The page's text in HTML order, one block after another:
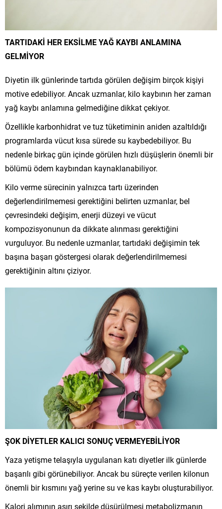
TARTIDAKİ HER EKSİLME YAĞ KAYBI ANLAMINA
GELMİYOR
Diyetin ilk günlerinde tartıda görülen değişim birçok kişiyi
motive edebiliyor. Ancak uzmanlar, kilo kaybının her zaman
yağ kaybı anlamına gelmediğine dikkat çekiyor.
Özellikle karbonhidrat ve tuz tüketiminin aniden azaltıldığı
programlarda vücut kısa sürede su kaybedebiliyor. Bu
nedenle birkaç gün içinde görülen hızlı düşüşlerin önemli bir
bölümü ödem kaybından kaynaklanabiliyor.
Kilo verme sürecinin yalnızca tartı üzerinden
değerlendirilmemesi gerektiğini belirten uzmanlar, bel
çevresindeki değişim, enerji düzeyi ve vücut
kompozisyonunun da dikkate alınması gerektiğini
vurguluyor. Bu nedenle uzmanlar, tartıdaki değişimin tek
başına başarı göstergesi olarak değerlendirilmemesi
gerektiğinin altını çiziyor.
ŞOK DİYETLER KALICI SONUÇ VERMEYEBİLİYOR
Yaza yetişme telaşıyla uygulanan katı diyetler ilk günlerde
başarılı gibi görünebiliyor. Ancak bu süreçte verilen kilonun
önemli bir kısmını yağ yerine su ve kas kaybı oluşturabiliyor.
Kalori alımının aşırı şekilde düşürülmesi metabolizmanın